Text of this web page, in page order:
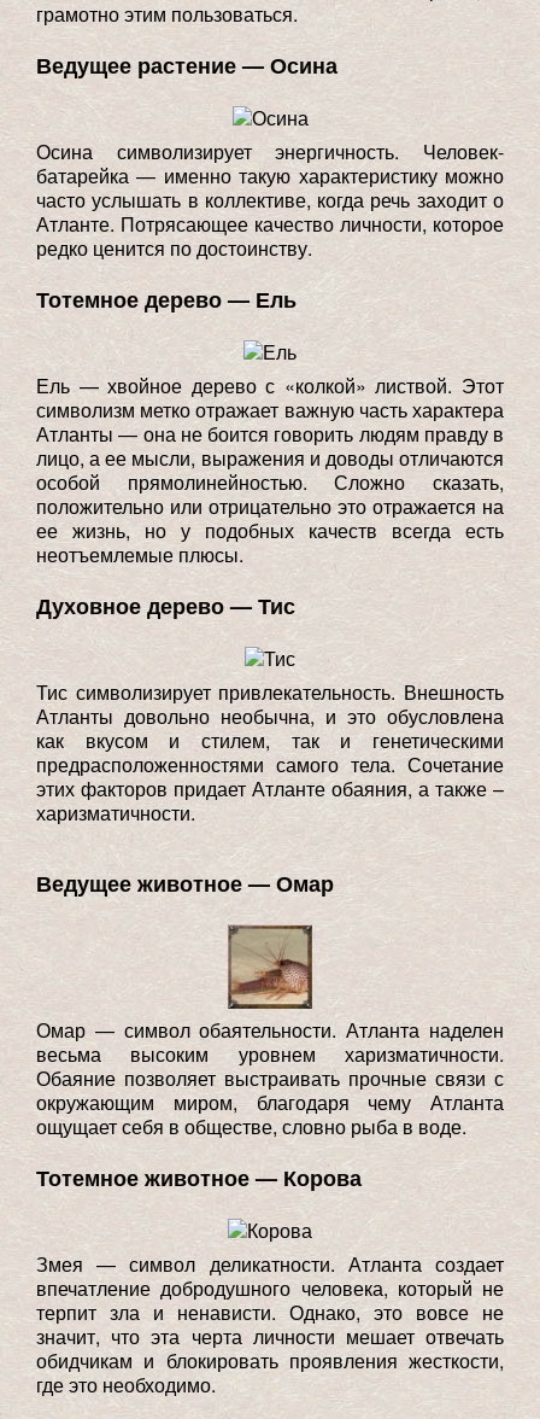
грамотно этим пользоваться.
Ведущее растение — Осина
Осина символизирует энергичность. Человек-
батарейка — именно такую характеристику можно
часто услышать в коллективе, когда речь заходит о
Атланте. Потрясающее качество личности, которое
редко ценится по достоинству.
Тотемное дерево — Ель
Ель — хвойное дерево с «колкой» листвой. Этот
символизм метко отражает важную часть характера
Атланты — она не боится говорить людям правду в
лицо, а ее мысли, выражения и доводы отличаются
особой прямолинейностью. Сложно сказать,
положительно или отрицательно это отражается на
ее жизнь, но у подобных качеств всегда есть
неотъемлемые плюсы.
Духовное дерево — Тис
Тис символизирует привлекательность. Внешность
Атланты довольно необычна, и это обусловлена
как вкусом и стилем, так и генетическими
предрасположенностями самого тела. Сочетание
этих факторов придает Атланте обаяния, а также –
харизматичности.
Ведущее животное — Омар
Омар — символ обаятельности. Атланта наделен
весьма высоким уровнем харизматичности.
Обаяние позволяет выстраивать прочные связи с
окружающим миром, благодаря чему Атланта
ощущает себя в обществе, словно рыба в воде.
Тотемное животное — Корова
Змея — символ деликатности. Атланта создает
впечатление добродушного человека, который не
терпит зла и ненависти. Однако, это вовсе не
значит, что эта черта личности мешает отвечать
обидчикам и блокировать проявления жесткости,
где это необходимо.